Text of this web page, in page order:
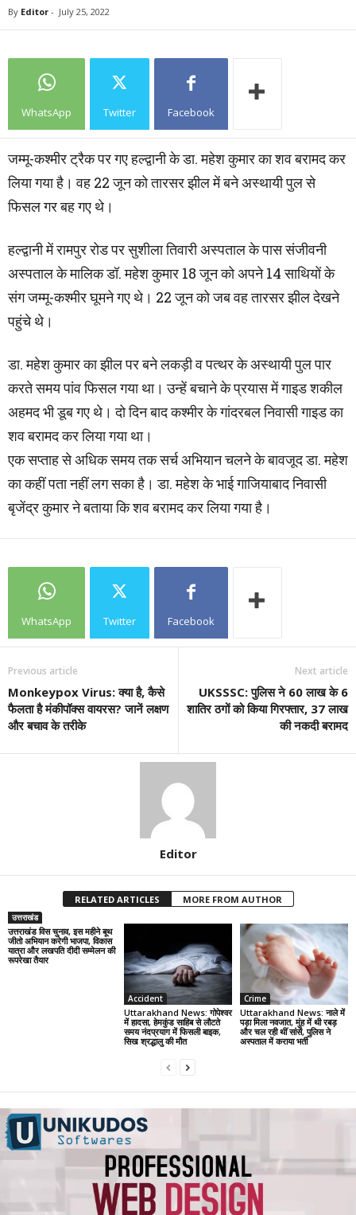
By Editor - July 25, 2022
WhatsApp Twitter Facebook
जम्मू-कश्मीर ट्रैक पर गए हल्द्वानी के डा. महेश कुमार का शव बरामद कर
लिया गया है। वह 22 जून को तारसर झील में बने अस्थायी पुल से
फिसल गर बह गए थे।
हल्द्वानी में रामपुर रोड पर सुशीला तिवारी अस्पताल के पास संजीवनी
अस्पताल के मालिक डॉ. महेश कुमार 18 जून को अपने 14 साथियों के
संग जम्मू-कश्मीर घूमने गए थे। 22 जून को जब वह तारसर झील देखने
पहुंचे थे।
डा. महेश कुमार का झील पर बने लकड़ी व पत्थर के अस्थायी पुल पार
करते समय पांव फिसल गया था। उन्हें बचाने के प्रयास में गाइड शकील
अहमद भी डूब गए थे। दो दिन बाद कश्मीर के गांदरबल निवासी गाइड का
शव बरामद कर लिया गया था।
एक सप्ताह से अधिक समय तक सर्च अभियान चलने के बावजूद डा. महेश
का कहीं पता नहीं लग सका है। डा. महेश के भाई गाजियाबाद निवासी
बृजेंद्र कुमार ने बताया कि शव बरामद कर लिया गया है।
WhatsApp Twitter Facebook
Previous article
Monkeypox Virus: क्या है, कैसे
फैलता है मंकीपॉक्स वायरस? जानें लक्षण
और बचाव के तरीके
Next article
UKSSSC: पुलिस ने 60 लाख के 6
शातिर ठगों को किया गिरफ्तार, 37 लाख
की नकदी बरामद
Editor
RELATED ARTICLES MORE FROM AUTHOR
उत्तराखंड
उत्तराखंड विस चुनाव, इस महीने बूथ
जीतो अभियान करेगी भाजपा, विकास
यात्रा और लखपति दीदी सम्मेलन की
रूपरेखा तैयार
Accident
Uttarakhand News: गोपेश्वर
में हादसा, हेमकुंड साहिब से लौटते
समय नंदप्रयाग में फिसली बाइक,
सिख श्रद्धालु की मौत
Crime
Uttarakhand News: नाले में
पड़ा मिला नवजात, मुंह में थी रबड़
और चल रही थीं सांसें, पुलिस ने
अस्पताल में कराया भर्ती